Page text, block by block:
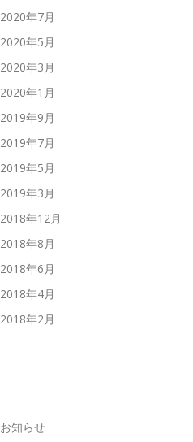
2020年7月
2020年5月
2020年3月
2020年1月
2019年9月
2019年7月
2019年5月
2019年3月
2018年12月
2018年8月
2018年6月
2018年4月
2018年2月
お知らせ